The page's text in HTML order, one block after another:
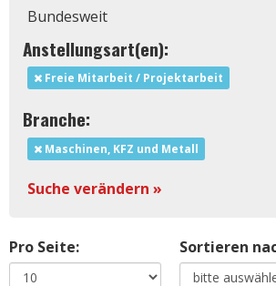
Bundesweit
Anstellungsart(en):
Freie Mitarbeit / Projektarbeit
Branche:
Maschinen, KFZ und Metall
Suche verändern »
Pro Seite: Sortieren